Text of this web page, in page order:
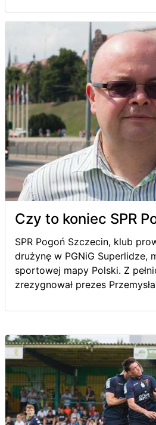
Czy to koniec SPR
SPR Pogoń Szczecin, klub
drużynę w PGNiG Superlidze,
sportowej mapy Polski. Z
zrezygnował prezes